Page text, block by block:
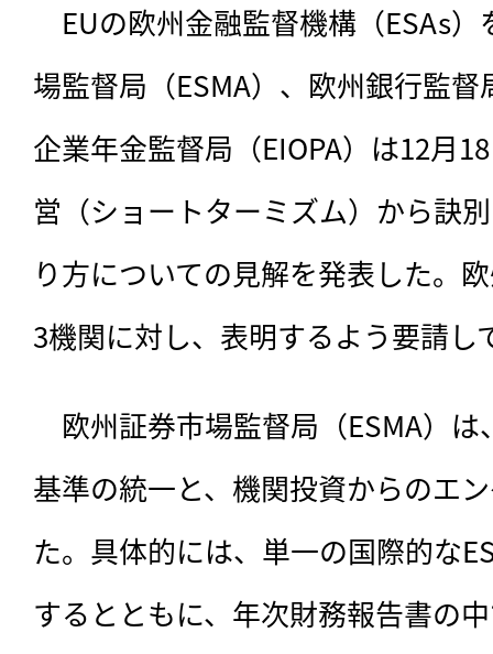
EUの欧州金融監督機構（ESAs
場監督局（ESMA）、欧州銀行監
企業年金監督局（EIOPA）は12月
営（ショートターミズム）から訣
り方についての見解を発表した。
3機関に対し、表明するよう要請し
欧州証券市場監督局（ESMA）は
基準の統一と、機関投資からのエ
た。具体的には、単一の国際的な
するとともに、年次財務報告書の